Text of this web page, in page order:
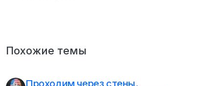
Похожие темы
Проходим через стены.